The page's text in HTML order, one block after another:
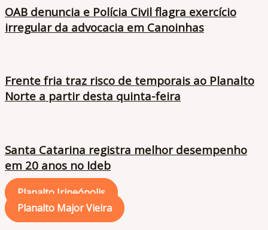
OAB denuncia e Polícia Civil flagra exercício
irregular da advocacia em Canoinhas
Frente fria traz risco de temporais ao Planalto
Norte a partir desta quinta-feira
Santa Catarina registra melhor desempenho
em 20 anos no Ideb
Planalto Irineópolis
Planalto Major Vieira